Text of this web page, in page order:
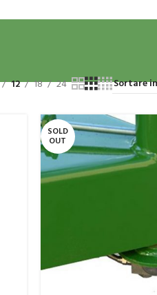
12 18 24
SOLD
OUT